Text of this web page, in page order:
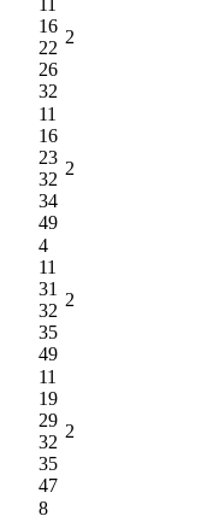
16
22
26
32
2
11
16
23
32
34
49
2
4
11
31
32
35
49
2
11
19
29
32
35
47
2
8